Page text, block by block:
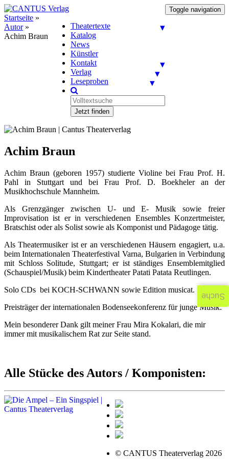
Toggle navigation
Theatertexte
Katalog
News
Künstler
Kontakt
Verlag
Leseproben
Jetzt finden
Startseite »
Autor»
Achim Braun
Achim Braun
Achim Braun (geboren 1957) studierte Violine bei Frau Prof. H.
Pahl in Stuttgart und bei Frau Prof. D. Boekheler an der
Musikhochschule Mannheim.
Als Grenzgänger zwischen U- und E- Musik sowie freier
Improvisation ist er in verschiedenen Ensembles Konzertmeister,
Bratschist oder als Solist sowie als Komponist und Pädagoge tätig.
Als Theatermusiker ist er an verschiedenen Häusern engagiert, u.a.
beim Internationalen Theaterfestival Varna, Bulgarien in Verbindung
mit Schloss Solitude, Stuttgart; er ist ständiges Ensemblemitglied
(Schauspiel/Musik) beim Kindertheater Patati Patata Reutlingen.
Solo CDs bei KOCH-SCHWANN sowie Edition musicat.
Preisträger der internationalen Bodenseekonferenz für junge Musik.
Mein besonderer Dank gilt meiner Frau Mira Kokalari, die mir
immer mit musikalischem Rat zur Seite stand.
Alle Stücke des Autors / Komponisten:
© CANTUS Theaterverlag 2026
Suche